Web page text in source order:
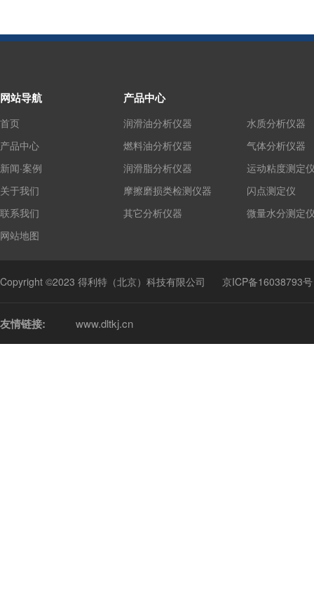
网站导航
首页
产品中心
新闻·案例
关于我们
联系我们
网站地图
产品中心
润滑油分析仪器
燃料油分析仪器
润滑脂分析仪器
摩擦磨损类检测仪器
其它分析仪器
水质分析仪器
气体分析仪器
运动粘度测定
闪点测定仪
微量水分测定
Copyright ©2023 得利特（北京）科技有限公司 京ICP备16038793号
友情链接: www.dltkj.cn